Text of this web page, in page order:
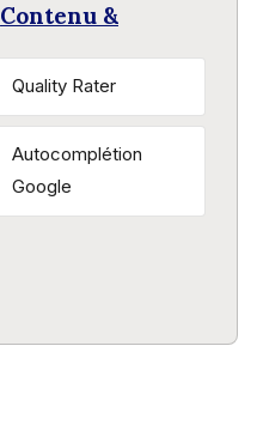
Contenu &
Quality Rater
Autocomplétion
Google